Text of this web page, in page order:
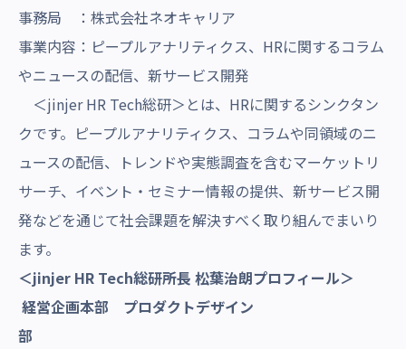
事務局 ：株式会社ネオキャリア
事業内容：ピープルアナリティクス、HRに関するコラム
やニュースの配信、新サービス開発
＜jinjer HR Tech総研＞とは、HRに関するシンクタン
クです。ピープルアナリティクス、コラムや同領域のニ
ュースの配信、トレンドや実態調査を含むマーケットリ
サーチ、イベント・セミナー情報の提供、新サービス開
発などを通じて社会課題を解決すべく取り組んでまいり
ます。
＜jinjer HR Tech総研所長 松葉治朗プロフィール＞
経営企画本部 プロダクトデザイン
部